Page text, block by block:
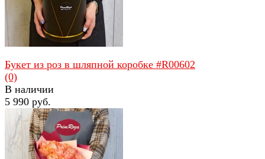
Букет из роз в шляпной коробке #R00602
(0)
В наличии
5 990 руб.